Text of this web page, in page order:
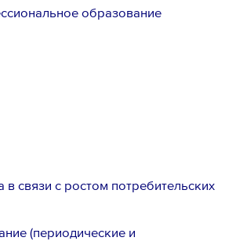
образование
связи с ростом потребительских
(периодические и